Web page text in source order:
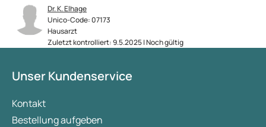
Dr. K. Elhage
Unico-Code: 07173
Hausarzt
Zuletzt kontrolliert: 9.5.2025 | Noch gültig
Unser Kundenservice
Kontakt
Bestellung aufgeben